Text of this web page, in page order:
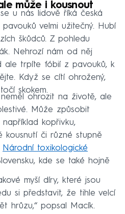
může i kousnout
u nás lidově říká česká
velmi užitečný. Hubí
škůdců. Z pohledu
Nehrozí nám od něj
ale trpíte fóbií z pavouků, k
Když se cítí ohrožený,
skokem.
ohrozit na životě, ale
Může způsobit
kopřivku,
kousnutí či různé stupně
Národní toxikologické
kde se také hojně
myší díry, které jsou
si představit, že tihle velcí
hrůzu,“ popsal Macík.